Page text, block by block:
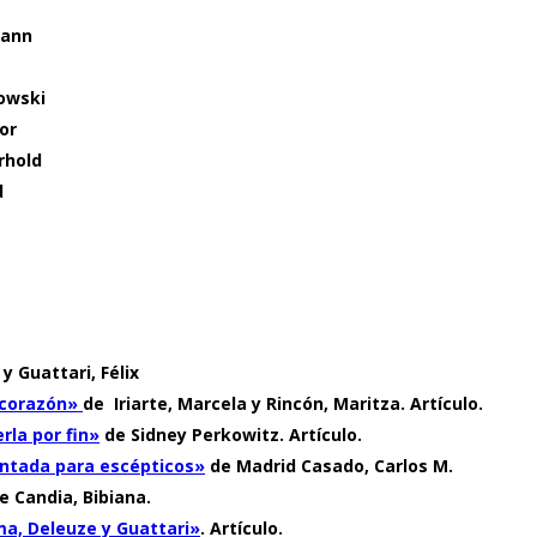
Guattari, Félix
de Iriarte, Marcela y Rincón, Maritza. Artículo.
por fin» de Sidney Perkowitz. Artículo.
para escépticos» de Madrid Casado, Carlos M.
Candia, Bibiana.
Deleuze y Guattari». Artículo.